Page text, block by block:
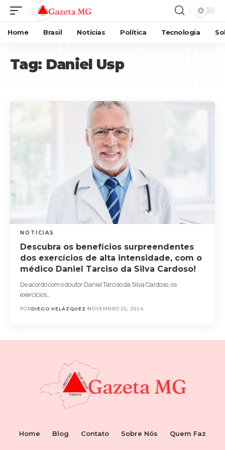
Home Brasil Notícias Política Tecnologia
Tag: Daniel Usp
NOTÍCIAS
Descubra os benefícios surpreendentes
dos exercícios de alta intensidade, com o
médico Daniel Tarciso da Silva Cardoso!
De acordo com o doutor Daniel Tarciso da Silva Cardoso, os
exercícios…
PORDIEGO VELÁZQUEZ NOVEMBRO 26, 2024
Home Blog Contato Sobre Nós Quem Faz